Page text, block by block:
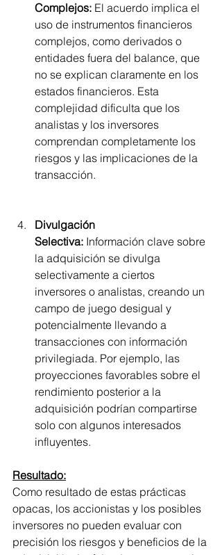
Complejos: El acuerdo implica el
uso de instrumentos financieros
complejos, como derivados o
entidades fuera del balance, que
no se explican claramente en los
estados financieros. Esta
complejidad dificulta que los
analistas y los inversores
comprendan completamente los
riesgos y las implicaciones de la
transacción.
Divulgación
Selectiva: Información clave sobre
la adquisición se divulga
selectivamente a ciertos
inversores o analistas, creando un
campo de juego desigual y
potencialmente llevando a
transacciones con información
privilegiada. Por ejemplo, las
proyecciones favorables sobre el
rendimiento posterior a la
adquisición podrían compartirse
solo con algunos interesados
influyentes.
Resultado:
Como resultado de estas prácticas
opacas, los accionistas y los posibles
inversores no pueden evaluar con
precisión los riesgos y beneficios de la